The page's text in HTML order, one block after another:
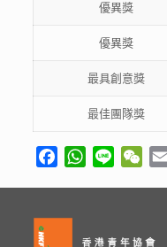
優異獎
優異獎
最具創意獎
最佳團隊獎
FacebookWhatsApp
Line